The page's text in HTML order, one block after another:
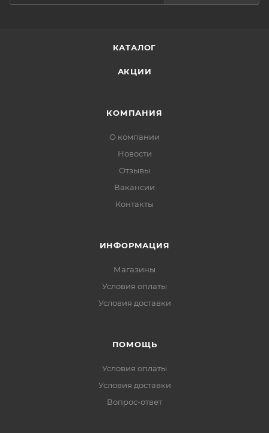
КАТАЛОГ
АКЦИИ
КОМПАНИЯ
О компании
Новости
Отзывы
Вакансии
Контакты
ИНФОРМАЦИЯ
Магазины
Условия оплаты
Условия доставки
ПОМОЩЬ
Условия оплаты
Условия доставки
Вопрос-ответ